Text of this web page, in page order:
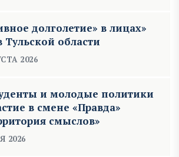
долголетие» в лицах»
Тульской области
2026
и молодые политики
в смене «Правда»
смыслов»
2026